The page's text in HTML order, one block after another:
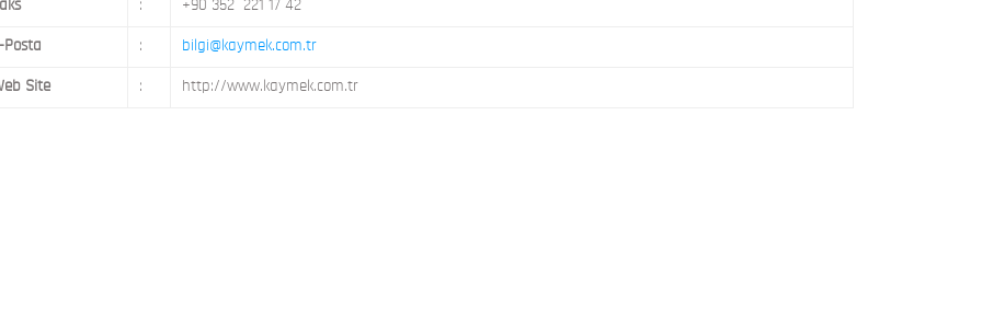
: +90 352 221 17 42
Posta : bilgi@kaymek.com.tr
Site : http://www.kaymek.com.tr